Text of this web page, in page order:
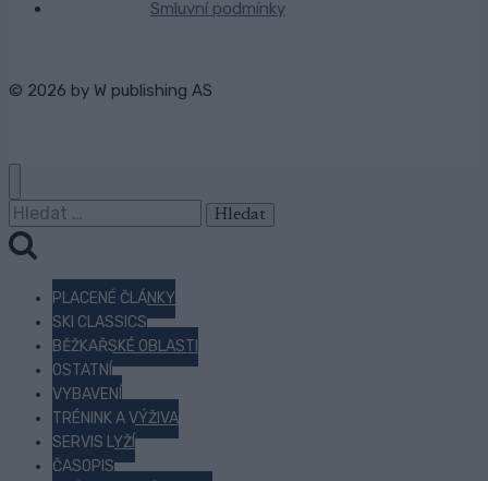
Smluvní podmínky
© 2026 by W publishing AS
Vyhledávání
PLACENÉ ČLÁNKY
SKI CLASSICS
BĚŽKAŘSKÉ OBLASTI
OSTATNÍ
VYBAVENÍ
TRÉNINK A VÝŽIVA
SERVIS LYŽÍ
ČASOPIS